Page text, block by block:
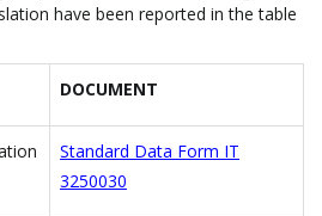
have been reported in the table
DOCUMENT
Standard Data Form IT
3250030